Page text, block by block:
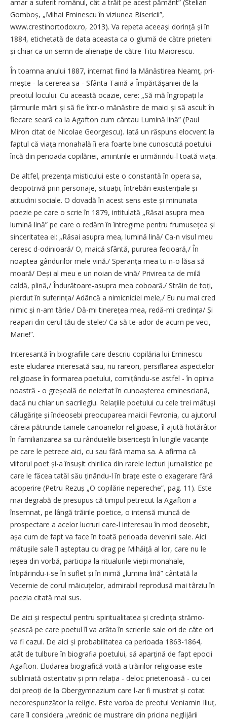
amar a suferit românul, cât a trăit pe acest pământ” (Stelian
Gomboș, „Mihai Eminescu în viziunea Bisericii”,
www.crestinortodox.ro, 2013). Va repeta aceeași dorință și în
1884, etichetată de data aceasta ca o glumă de către prieteni
și chiar ca un semn de alienație de către Titu Maiorescu.
În toamna anului 1887, internat fiind la Mănăstirea Neamț, pri­
mește - la cererea sa - Sfânta Taină a Împărtășaniei de la
preotul locului. Cu această ocazie, cere: „Să mă îngropați la
țărmurile mării și să fie într-o mănăstire de maici și să ascult în
fiecare seară ca la Agafton cum cântau Lumină lină” (Paul
Miron citat de Nicolae Georgescu). Iată un răspuns elocvent la
faptul că viața monahală îi era foarte bine cunoscută poetului
încă din perioada copilăriei, amintirile ei urmărindu-l toată viața.
De altfel, prezența misticului este o constantă în opera sa,
deopotrivă prin personaje, situații, întrebări existențiale și
atitudini sociale. O dovadă în acest sens este și minunata
poezie pe care o scrie în 1879, intitulată „Răsai asupra mea
lumină lină” pe care o redăm în întregime pentru frumusețea și
sinceritatea ei: „Răsai asupra mea, lumină lină/ Ca-n visul meu
ceresc d-odinioară/ O, maică sfântă, pururea fecioară,/ În
noaptea gândurilor mele vină./ Speranța mea tu n-o lăsa să
moară/ Deși al meu e un noian de vină/ Privirea ta de milă
caldă, plină,/ Îndurătoare-asupra mea coboară./ Străin de toți,
pierdut în suferința/ Adâncă a nimicniciei mele,/ Eu nu mai cred
nimic și n-am tărie./ Dă-mi tinerețea mea, redă-mi credința/ Și
reapari din cerul tău de stele:/ Ca să te-ador de acum pe veci,
Marie!”.
Interesantă în biografiile care descriu copilăria lui Eminescu
este eludarea interesată sau, nu rareori, persiflarea aspectelor
religioase în formarea poetului, comițându-se astfel - în opinia
noastră - o greșeală de neiertat în cunoașterea eminesciană,
dacă nu chiar un sacrilegiu. Relațiile poetului cu cele trei mătuși
călugărițe și îndeosebi preocuparea maicii Fevronia, cu ajutorul
căreia pătrunde tainele canoanelor religioase, îl ajută hotărâtor
în familiarizarea sa cu rânduielile bisericești în lungile vacanțe
pe care le petrece aici, cu sau fără mama sa. A afirma că
viitorul poet și-a însușit chirilica din rarele lecturi jurnalistice pe
care le făcea tatăl său ținându-l în brațe este o exagerare fără
acoperire (Petru Rezuș „O copilărie nepereche”, pag. 11). Este
mai degrabă de presupus că timpul petrecut la Agafton a
însemnat, pe lângă trăirile poetice, o intensă muncă de
prospectare a acelor lucruri care-l interesau în mod deosebit,
așa cum de fapt va face în toată perioada devenirii sale. Aici
mă­tușile sale îl așteptau cu drag pe Mihăiță al lor, care nu le
ieșea din vorbă, participa la ritualurile vieții monahale,
întipărindu-i-se în suflet și în inimă „lumina lină” cântată la
Vecernie de corul măicuțelor, admirabil reprodusă mai târziu în
poezia citată mai sus.
De aici și respectul pentru spiritualitatea și credința strămo­
șească pe care poetul îl va arăta în scrierile sale ori de câte ori
va fi cazul. De aici și probabilitatea ca perioada 1863-1864,
atât de tulbure în biografia poetului, să aparțină de fapt epocii
Agafton. Eludarea biografică voită a trăirilor religioase este
subliniată ostentativ și prin relația - deloc prietenoasă - cu cei
doi preoți de la Obergymnazium care l-ar fi mustrat și cotat
necorespunzător la religie. Este vorba de preotul Veniamin Iliuț,
care îl considera „vrednic de mustrare din pricina neglijării